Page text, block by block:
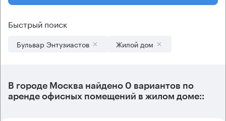
Быстрый поиск
Бульвар Энтузиастов Жилой дом
В городе Москва найдено 0 вариантов по
аренде офисных помещений в жилом доме::